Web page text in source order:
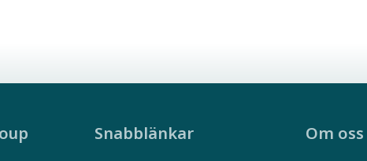
Snabblänkar Om oss